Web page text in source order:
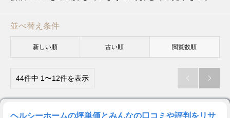
並べ替え条件
新しい順 古い順 閲覧数順
44件中 1〜12件を表示  
ヘルシーホームの坪単価とみんなの口コミや評判をリサ